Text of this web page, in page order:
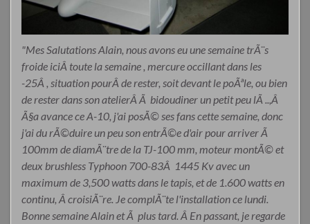
"Mes Salutations Alain, nous avons eu une semaine trÃ¨s
froide iciÂ toute la semaine , mercure occillant dans les
-25Â , situation pourÂ de rester, soit devant le poÃªle, ou bien
de rester dans son atelierÂ Ã bidoudiner un petit peu lÃ ..,Â
Ã§a avance ce A-10, j'ai posÃ© ses fans cette semaine, donc
j'ai du rÃ©duire un peu son entrÃ©e d'air pour arriver Ã
100mm de diamÃ¨tre de la TJ-100 mm, moteur montÃ© et
deux brushless Typhoon 700-83Â 1445 Kv avec un
maximum de 3,500 watts dans le tapis, et de 1.600 watts en
continu, Â croisiÃ¨re. Je complÃ¨te l'installation ce lundi.
Bonne semaine Alain et Ã plus tard. Â En passant, je regarde